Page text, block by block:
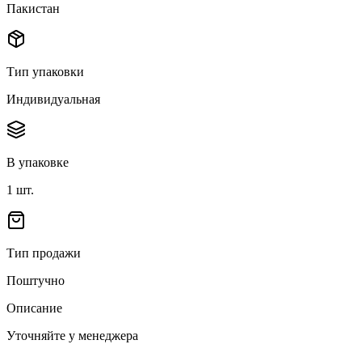
Пакистан
Тип упаковки
Индивидуальная
В упаковке
1 шт.
Тип продажи
Поштучно
Описание
Уточняйте у менеджера